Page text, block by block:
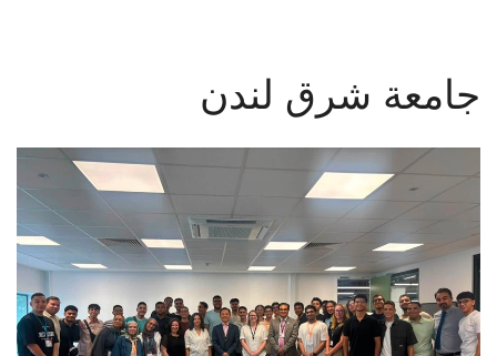
الأنظمة الذكية
الإعلام
تواصل معنا
الطلاب
جامعة شرق لندن